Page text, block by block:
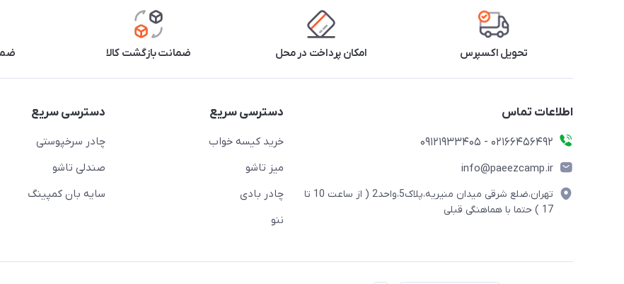
تحویل اکسپرس امکان پرداخت در محل ضمانت بازگشت کالا
اطلاعات تماس
02166456492 - 09121933405
info@paeezcamp.ir
تهران،ضلع شرقی میدان منیریه،پلاک5،واحد2 ( از ساعت 10 تا
17 ) حتما با هماهنگی قبلی
دسترسی سریع
خرید کیسه خواب
میز تاشو
چادر بادی
ننو
دسترسی سریع
چادر سرخپوستی
صندلی تاشو
سایه بان کمپینگ